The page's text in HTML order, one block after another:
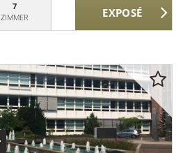
7
ZIMMER